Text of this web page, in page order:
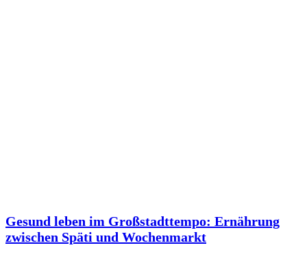
Gesund leben im Großstadttempo: Ernährung
zwischen Späti und Wochenmarkt